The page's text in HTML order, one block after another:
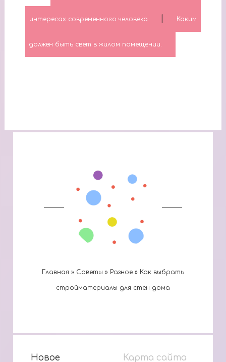
интересах современного человека Каким
должен быть свет в жилом помещении.
Главная » Cоветы » Разное» Как выбрать
стройматериалы для стен дома
Новое
Карта сайта